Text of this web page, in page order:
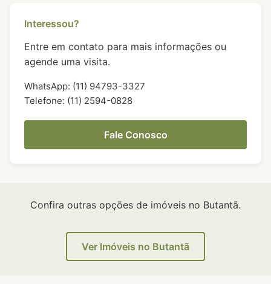
Interessou?
Entre em contato para mais informações ou
agende uma visita.
WhatsApp: (11) 94793-3327
Telefone: (11) 2594-0828
Fale Conosco
Confira outras opções de imóveis no Butantã.
Ver Imóveis no Butantã